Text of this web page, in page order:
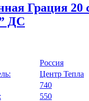
Грация 20
ДС
Россия
Центр Тепла
740
550